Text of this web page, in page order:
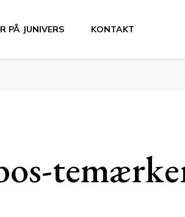
PÅ JUNIVERS KONTAKT